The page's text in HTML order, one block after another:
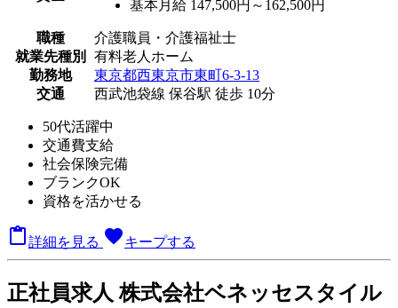
基本月給 147,500円～162,500円
職種
介護職員・介護福祉士
就業先種別
有料老人ホーム
勤務地
東京都西東京市東町6-3-13
交通
西武池袋線 保谷駅 徒歩 10分
50代活躍中
交通費支給
社会保険完備
ブランクOK
資格を活かせる
詳細を見る favoriteキープする
正社員求人 株式会社ベネッセスタイル